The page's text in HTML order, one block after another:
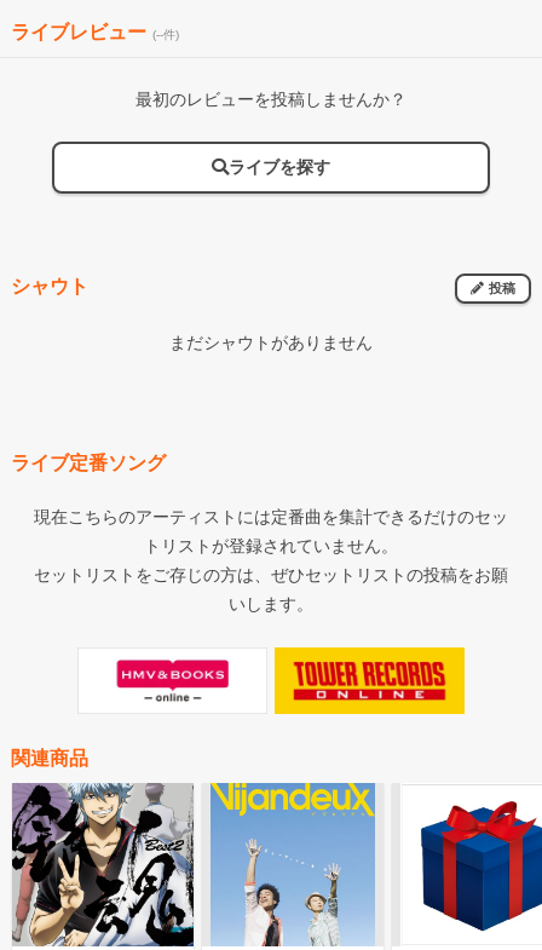
ライブレビュー (--件)
最初のレビューを投稿しませんか？
ライブを探す
シャウト 投稿
まだシャウトがありません
ライブ定番ソング
現在こちらのアーティストには定番曲を集計できるだけのセッ
トリストが登録されていません。
セットリストをご存じの方は、ぜひセットリストの投稿をお願
いします。
関連商品